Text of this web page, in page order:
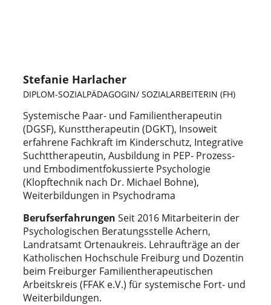
Stefanie Harlacher
DIPLOM-SOZIALPÄDAGOGIN/ SOZIALARBEITERIN (FH)
Systemische Paar- und Familientherapeutin
(DGSF), Kunsttherapeutin (DGKT), Insoweit
erfahrene Fachkraft im Kinderschutz, Integrative
Suchttherapeutin, Ausbildung in PEP- Prozess-
und Embodimentfokussierte Psychologie
(Klopftechnik nach Dr. Michael Bohne),
Weiterbildungen in Psychodrama
Berufserfahrungen Seit 2016 Mitarbeiterin der
Psychologischen Beratungsstelle Achern,
Landratsamt Ortenaukreis. Lehraufträge an der
Katholischen Hochschule Freiburg und Dozentin
beim Freiburger Familientherapeutischen
Arbeitskreis (FFAK e.V.) für systemische Fort- und
Weiterbildungen.